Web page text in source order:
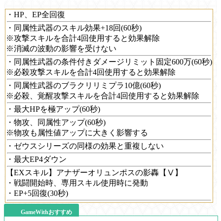
・HP、EP全回復
・同属性武器のスキル効果+18回(60秒)
※攻撃スキルを合計4回使用すると効果解除
※消滅の波動の影響を受けない
・同属性武器の条件付きダメージリミット固定600万(60秒)
※必殺攻撃スキルを合計4回使用すると効果解除
・同属性武器のブラクリリミプラ10億(60秒)
※必殺、覚醒攻撃スキルを合計4回使用すると効果解除
・最大HPを極アップ(60秒)
・物攻、同属性アップ(60秒)
※物攻も属性値アップに大きく影響する
・ゼウスシリーズの同様の効果と重複しない
・最大EP4ダウン
【EXスキル】アナザーオリュンポスの影轟【Ⅴ】
・戦闘開始時、専用スキル使用時に発動
・EP+5回復(30秒)
GameWithおすすめ